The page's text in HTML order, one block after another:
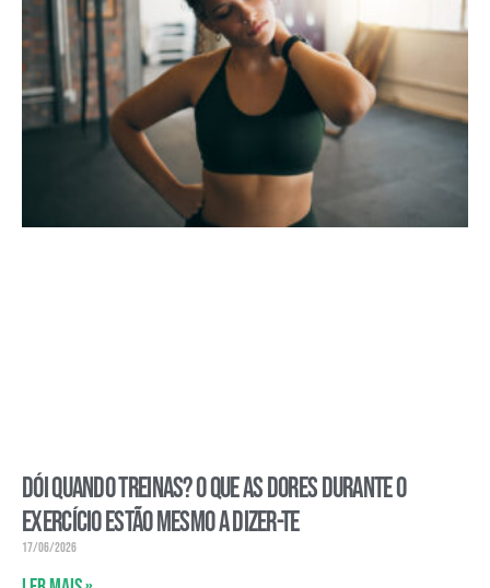
Dói quando treinas? O que as dores durante o
exercício estão mesmo a dizer-te
17/06/2026